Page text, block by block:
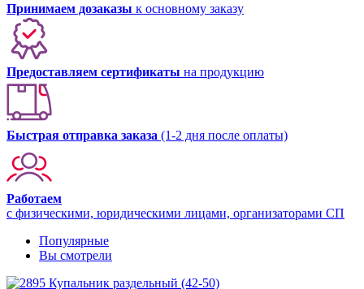
Принимаем дозаказы к основному заказу
Предоставляем сертификаты на продукцию
Быстрая отправка заказа (1-2 дня после оплаты)
Работаем
с физическими, юридическими лицами, организаторами СП
Популярные
Вы смотрели